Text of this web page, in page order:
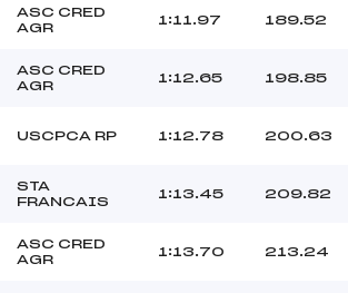
ASC CRED
AGR
1:11.97 189.52
ASC CRED
AGR
1:12.65 198.85
USCPCA RP 1:12.78 200.63
STA
FRANCAIS
1:13.45 209.82
ASC CRED
AGR
1:13.70 213.24